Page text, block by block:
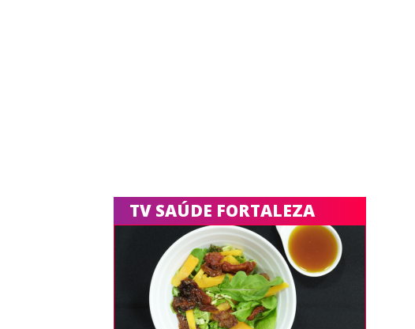
TV SAÚDE FORTALEZA